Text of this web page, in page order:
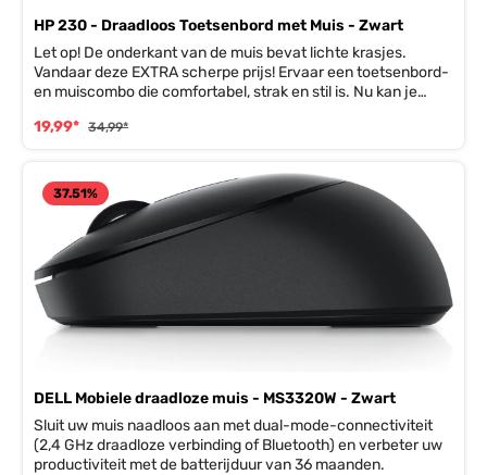
HP 230 - Draadloos Toetsenbord met Muis - Zwart
Let op! De onderkant van de muis bevat lichte krasjes.
Vandaar deze EXTRA scherpe prijs! Ervaar een toetsenbord-
en muiscombo die comfortabel, strak en stil is. Nu kan je
heel de dag productief met sneltoetsen op het toetsenbord
een dpi tot 1600, waardoor je nauwkeurige muisbewegingen
kunt maken. Het toetsenbord gaat tot wel 16 maanden mee
en de muis tot 12 maanden, bij een volle batterij.Goed om te
Twee jaar garantie.
19,99* 34,99*
37.51%
DELL Mobiele draadloze muis - MS3320W - Zwart
Sluit uw muis naadloos aan met dual-mode-connectiviteit
(2,4 GHz draadloze verbinding of Bluetooth) en verbeter uw
productiviteit met de batterijduur van 36 maanden.